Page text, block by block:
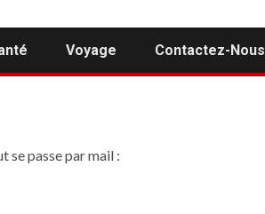
Voyage Contactez-Nous
se passe par mail :